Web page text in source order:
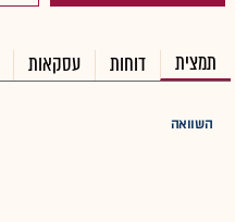
תמצית דוחות עסקאות
השוואה